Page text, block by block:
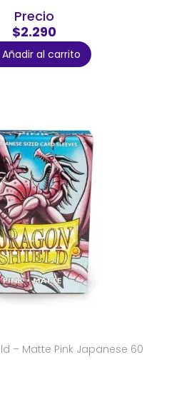
Precio
$2.290
Añadir al carrito
– Matte Pink Japanese 60